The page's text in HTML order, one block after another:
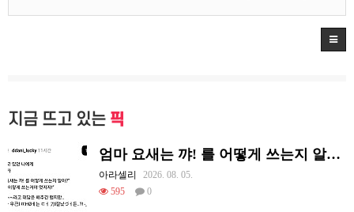
지금 뜨고 있는 픽
엄마 요새는 꺄! 를 어떻게 쓰는지 알아?
아라셀리
2026. 08. 05.
595
0